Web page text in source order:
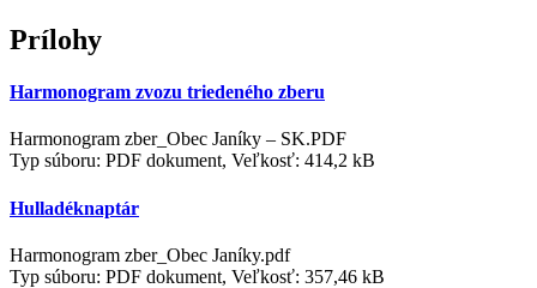
Prílohy
Harmonogram zvozu triedeného zberu
Harmonogram zber_Obec Janíky – SK.PDF
Typ súboru: PDF dokument, Veľkosť: 414,2 kB
Hulladéknaptár
Harmonogram zber_Obec Janíky.pdf
Typ súboru: PDF dokument, Veľkosť: 357,46 kB